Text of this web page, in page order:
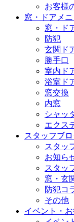
お客様
窓・ドアメ
窓・ド
防犯
玄関ド
勝手口
室内ド
浴室ド
窓交換
内窓
シャッ
エクス
スタッフブ
スタッ
お知ら
スタッ
窓・玄
防犯コ
その他
イベント・